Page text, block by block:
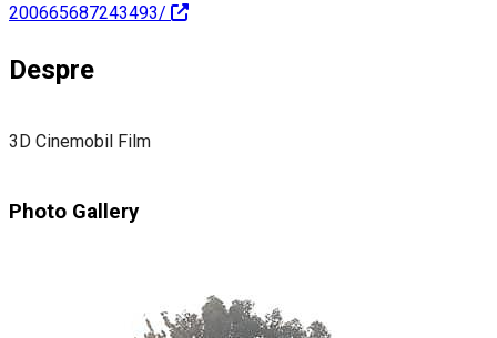
200665687243493/
Despre
3D Cinemobil Film
Photo Gallery